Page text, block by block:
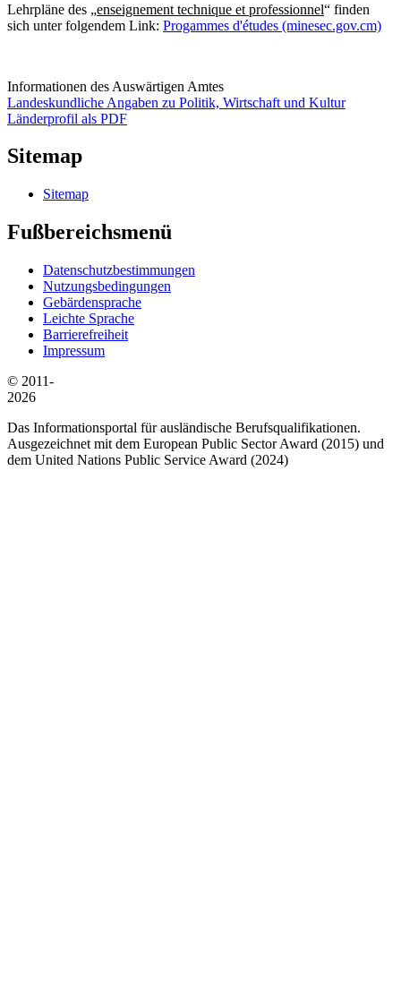
Lehrpläne des „enseignement technique et professionnel“ finden
sich unter folgendem Link: Progammes d'études (minesec.gov.cm)
Informationen des Auswärtigen Amtes
Landeskundliche Angaben zu Politik, Wirtschaft und Kultur
Länderprofil als PDF
Sitemap
Sitemap
Fußbereichsmenü
Datenschutzbestimmungen
Nutzungsbedingungen
Gebärdensprache
Leichte Sprache
Barrierefreiheit
Impressum
© 2011-
2026
Das Informationsportal für ausländische Berufsqualifikationen.
Ausgezeichnet mit dem European Public Sector Award (2015) und
dem United Nations Public Service Award (2024)